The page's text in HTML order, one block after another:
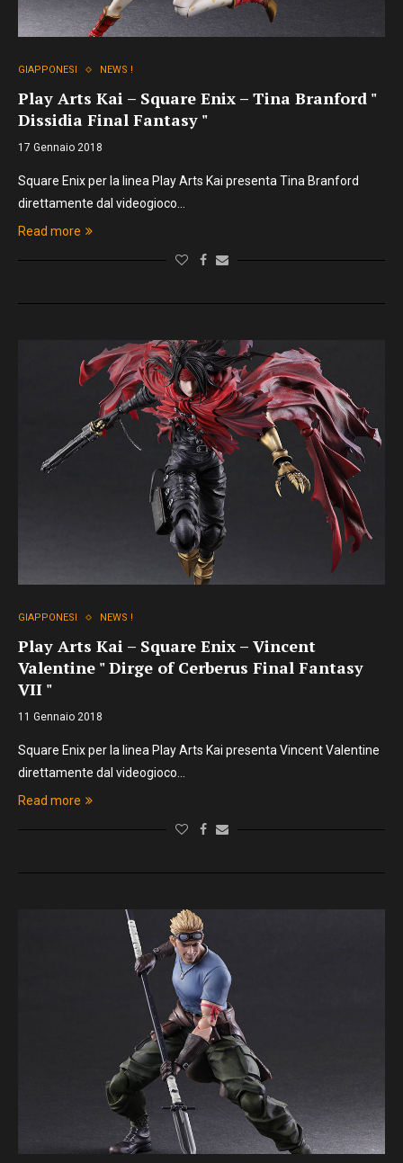
GIAPPONESI NEWS !
Play Arts Kai – Square Enix – Tina Branford "
Dissidia Final Fantasy "
17 Gennaio 2018
Square Enix per la linea Play Arts Kai presenta Tina Branford
direttamente dal videogioco…
Read more
GIAPPONESI NEWS !
Play Arts Kai – Square Enix – Vincent
Valentine " Dirge of Cerberus Final Fantasy
VII "
11 Gennaio 2018
Square Enix per la linea Play Arts Kai presenta Vincent Valentine
direttamente dal videogioco…
Read more